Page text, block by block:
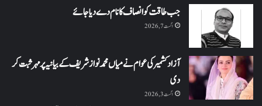
جب طاقت کو انصاف کا نام دے دیا جائے
اگست 7, 2026
آزاد کشمیر کی عوام نے میاں محمد نواز شریف کے بیانیہ پر مہر ثبت کر
دی
اگست 3, 2026